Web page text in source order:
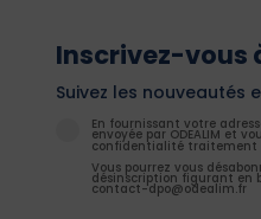
Inscrivez-vous
Suivez les nouveautés
En fournissant votre
envoyée par ODEALIM et
confidentialité traitement
Vous pourrez vous
désinscription figurant en
contact-dpo@odealim.fr